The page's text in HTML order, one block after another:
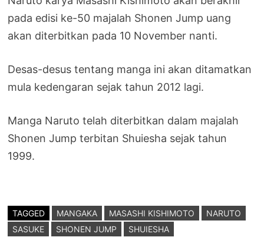
pada edisi ke-50 majalah Shonen Jump uang
akan diterbitkan pada 10 November nanti.
Desas-desus tentang manga ini akan ditamatkan
mula kedengaran sejak tahun 2012 lagi.
Manga Naruto telah diterbitkan dalam majalah
Shonen Jump terbitan Shuiesha sejak tahun
1999.
TAGGED MANGAKA MASASHI KISHIMOTO
NARUTO
SASUKE
SHONEN JUMP
SHUIESHA